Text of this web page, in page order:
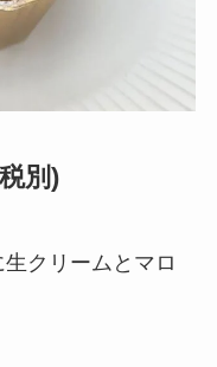
別)
クリームとマロ